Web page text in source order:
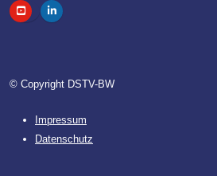
© Copyright DSTV-BW
Impressum
Datenschutz